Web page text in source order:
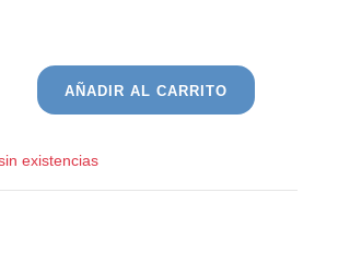
AÑADIR AL CARRITO
existencias